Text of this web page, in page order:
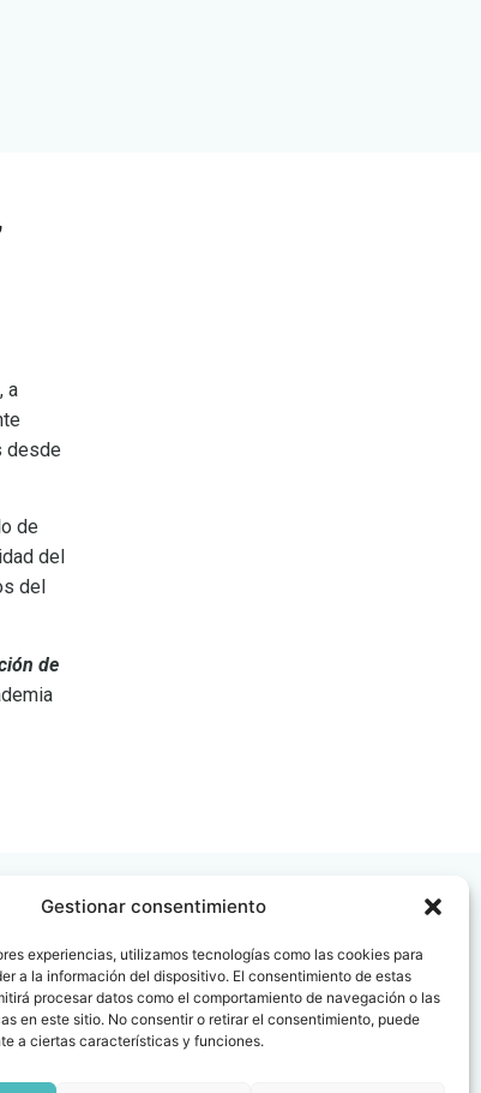
Gestionar consentimiento
experiencias, utilizamos tecnologías como las cookies para
a la información del dispositivo. El consentimiento de estas
procesar datos como el comportamiento de navegación o las
en este sitio. No consentir o retirar el consentimiento, puede
a ciertas características y funciones.
a
desde
de
del
del
de